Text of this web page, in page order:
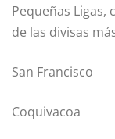
Pequeñas
de las divisas
San Francisco
Coquivacoa